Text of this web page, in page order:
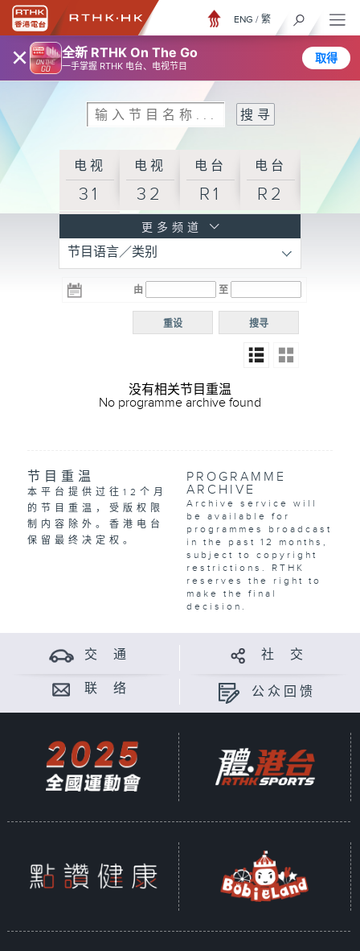
× 全新 RTHK On The Go
一手掌握 RTHK 电台、电视节目
取得
ENG / 繁
电视
31
电视
32
电台
R1
电台
R2
R3
电台 电台
R5
电台
普通
更多频道
节目语言／类别
由 至
搜寻
重设
没有相关节目重温
No programme archive found
节目重温
本平台提供过往12个月
的节目重温，受版权限
制内容除外。香港电台
保留最终决定权。
PROGRAMME
ARCHIVE
Archive service will
be available for
programmes broadcast
in the past 12 months,
subject to copyright
restrictions. RTHK
reserves the right to
make the final
decision.
交 通 社 交
联 络 公众回馈